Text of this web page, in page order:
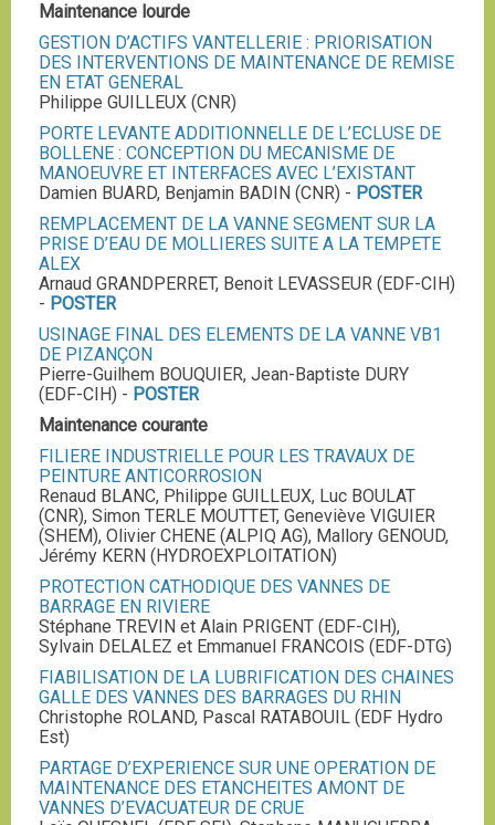
Maintenance lourde
GESTION D’ACTIFS VANTELLERIE : PRIORISATION
DES INTERVENTIONS DE MAINTENANCE DE REMISE
EN ETAT GENERAL
Philippe GUILLEUX (CNR)
PORTE LEVANTE ADDITIONNELLE DE L’ECLUSE DE
BOLLENE : CONCEPTION DU MECANISME DE
MANOEUVRE ET INTERFACES AVEC L’EXISTANT
Damien BUARD, Benjamin BADIN (CNR) - POSTER
REMPLACEMENT DE LA VANNE SEGMENT SUR LA
PRISE D’EAU DE MOLLIERES SUITE A LA TEMPETE
ALEX
Arnaud GRANDPERRET, Benoit LEVASSEUR (EDF-CIH)
- POSTER
USINAGE FINAL DES ELEMENTS DE LA VANNE VB1
DE PIZANÇON
Pierre-Guilhem BOUQUIER, Jean-Baptiste DURY
(EDF-CIH) - POSTER
Maintenance courante
FILIERE INDUSTRIELLE POUR LES TRAVAUX DE
PEINTURE ANTICORROSION
Renaud BLANC, Philippe GUILLEUX, Luc BOULAT
(CNR), Simon TERLE MOUTTET, Geneviève VIGUIER
(SHEM), Olivier CHENE (ALPIQ AG), Mallory GENOUD,
Jérémy KERN (HYDROEXPLOITATION)
PROTECTION CATHODIQUE DES VANNES DE
BARRAGE EN RIVIERE
Stéphane TREVIN et Alain PRIGENT (EDF-CIH),
Sylvain DELALEZ et Emmanuel FRANCOIS (EDF-DTG)
FIABILISATION DE LA LUBRIFICATION DES CHAINES
GALLE DES VANNES DES BARRAGES DU RHIN
Christophe ROLAND, Pascal RATABOUIL (EDF Hydro
Est)
PARTAGE D’EXPERIENCE SUR UNE OPERATION DE
MAINTENANCE DES ETANCHEITES AMONT DE
VANNES D’EVACUATEUR DE CRUE